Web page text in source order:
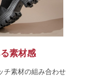
素材感
チ素材の組み合わせ